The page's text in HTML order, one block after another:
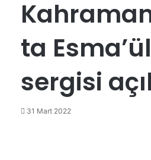
ta
sergisi
31 Mart 2022